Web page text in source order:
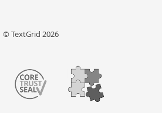
© TextGrid 2026